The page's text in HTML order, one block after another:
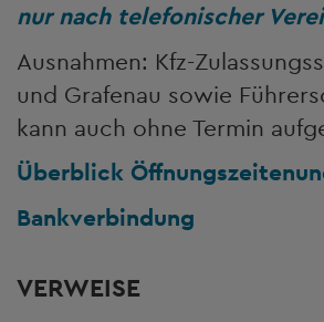
nur nach telefonischer
Ausnahmen: Kfz-
und Grafenau sowie
kann auch ohne Termin
Überblick Öffnungszeiten
Bankverbindung
VERWEISE